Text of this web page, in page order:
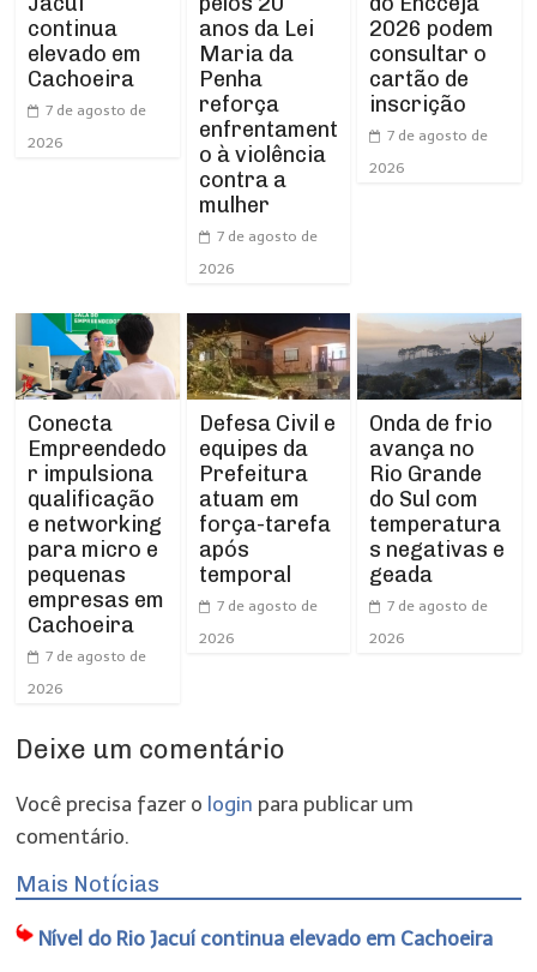
continua
elevado em
Cachoeira
7 de agosto de
2026
anos da Lei
Maria da
Penha
reforça
enfrentament
o à violência
contra a
mulher
7 de agosto de
2026
2026 podem
consultar o
cartão de
inscrição
7 de agosto de
2026
Conecta
Empreendedo
r impulsiona
qualificação
e networking
para micro e
pequenas
empresas em
Cachoeira
7 de agosto de
2026
Defesa Civil e
equipes da
Prefeitura
atuam em
força-tarefa
após
temporal
7 de agosto de
2026
Onda de frio
avança no
Rio Grande
do Sul com
temperatura
s negativas e
geada
7 de agosto de
2026
Deixe um comentário
Você precisa fazer o login para publicar um
comentário.
Mais Notícias
Nível do Rio Jacuí continua elevado em Cachoeira